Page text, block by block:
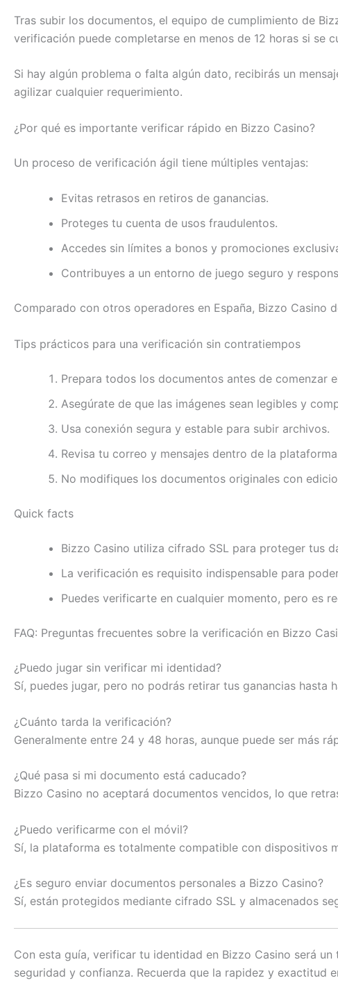
Tras subir los documentos, el equipo de cumplimiento de
verificación puede completarse en menos de 12 horas si se
Si hay algún problema o falta algún dato, recibirás un
agilizar cualquier requerimiento.
¿Por qué es importante verificar rápido en Bizzo Casino?
Un proceso de verificación ágil tiene múltiples ventajas:
Evitas retrasos en retiros de ganancias.
Proteges tu cuenta de usos fraudulentos.
Accedes sin límites a bonos y promociones
Contribuyes a un entorno de juego seguro y
Comparado con otros operadores en España, Bizzo
Tips prácticos para una verificación sin contratiempos
Prepara todos los documentos antes de comenzar
Asegúrate de que las imágenes sean legibles y
Usa conexión segura y estable para subir archivos.
Revisa tu correo y mensajes dentro de la
No modifiques los documentos originales con
Quick facts
Bizzo Casino utiliza cifrado SSL para proteger tus
La verificación es requisito indispensable para
Puedes verificarte en cualquier momento, pero es
FAQ: Preguntas frecuentes sobre la verificación en Bizzo
¿Puedo jugar sin verificar mi identidad?
Sí, puedes jugar, pero no podrás retirar tus ganancias hasta
¿Cuánto tarda la verificación?
Generalmente entre 24 y 48 horas, aunque puede ser más
¿Qué pasa si mi documento está caducado?
Bizzo Casino no aceptará documentos vencidos, lo que
¿Puedo verificarme con el móvil?
Sí, la plataforma es totalmente compatible con dispositivos
¿Es seguro enviar documentos personales a Bizzo Casino?
Sí, están protegidos mediante cifrado SSL y almacenados
Con esta guía, verificar tu identidad en Bizzo Casino será
seguridad y confianza. Recuerda que la rapidez y exactitud